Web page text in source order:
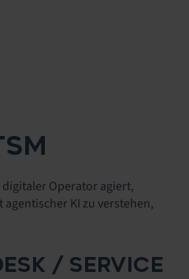
Operator agiert,
KI zu verstehen,
/ SERVICE